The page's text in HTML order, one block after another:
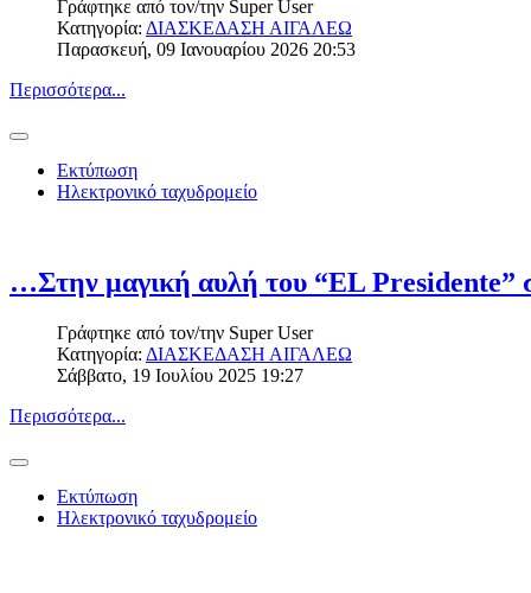
Γράφτηκε από τον/την Super User
Κατηγορία: ΔΙΑΣΚΕΔΑΣΗ ΑΙΓΑΛΕΩ
Παρασκευή, 09 Ιανουαρίου 2026 20:53
Περισσότερα...
Εκτύπωση
Ηλεκτρονικό ταχυδρομείο
…Στην μαγική αυλή του “EL Presidente”
Γράφτηκε από τον/την Super User
Κατηγορία: ΔΙΑΣΚΕΔΑΣΗ ΑΙΓΑΛΕΩ
Σάββατο, 19 Ιουλίου 2025 19:27
Περισσότερα...
Εκτύπωση
Ηλεκτρονικό ταχυδρομείο